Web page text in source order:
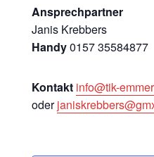
Ansprechpartner
Janis Krebbers
Handy0157 35584877
Kontakt info@tik-
oder